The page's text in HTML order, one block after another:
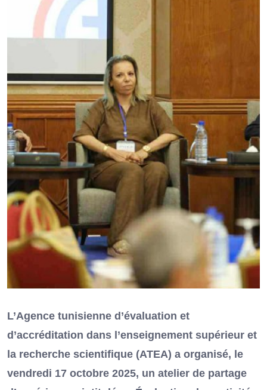
L’Agence tunisienne d’évaluation et
d’accréditation dans l’enseignement supérieur et
la recherche scientifique (ATEA) a organisé, le
vendredi 17 octobre 2025, un atelier de partage